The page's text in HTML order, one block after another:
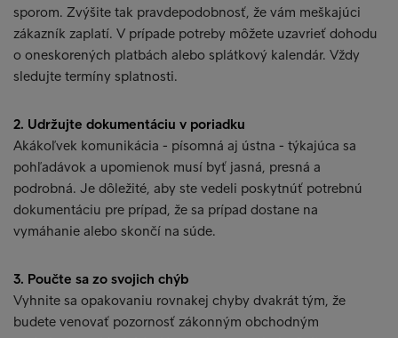
sporom. Zvýšite tak pravdepodobnosť, že vám meškajúci
zákazník zaplatí. V prípade potreby môžete uzavrieť dohodu
o oneskorených platbách alebo splátkový kalendár. Vždy
sledujte termíny splatnosti.
2. Udržujte dokumentáciu v poriadku
Akákoľvek komunikácia - písomná aj ústna - týkajúca sa
pohľadávok a upomienok musí byť jasná, presná a
podrobná. Je dôležité, aby ste vedeli poskytnúť potrebnú
dokumentáciu pre prípad, že sa prípad dostane na
vymáhanie alebo skončí na súde.
3. Poučte sa zo svojich chýb
Vyhnite sa opakovaniu rovnakej chyby dvakrát tým, že
budete venovať pozornosť zákonným obchodným